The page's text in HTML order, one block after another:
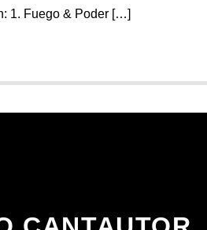
1. Fuego & Poder […]